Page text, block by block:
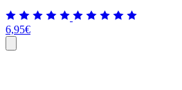
6,95€